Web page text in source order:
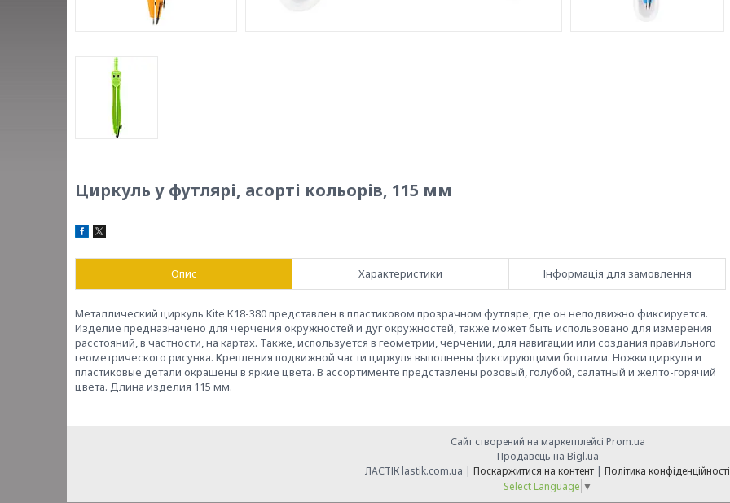
Циркуль у футлярі, асорті кольорів, 115 мм
Опис Характеристики Інформація для замовлення
Металлический циркуль Kite K18-380 представлен в пластиковом прозрачном футляре, где он неподвижно фиксируется.
Изделие предназначено для черчения окружностей и дуг окружностей, также может быть использовано для измерения
расстояний, в частности, на картах. Также, используется в геометрии, черчении, для навигации или создания правильного
геометрического рисунка. Крепления подвижной части циркуля выполнены фиксирующими болтами. Ножки циркуля и
пластиковые детали окрашены в яркие цвета. В ассортименте представлены розовый, голубой, салатный и желто-горячий
цвета. Длина изделия 115 мм.
Сайт створений на маркетплейсі Prom.ua
Продавець на Bigl.ua
ЛАСТІК lastik.com.ua | Поскаржитися на контент | Політика конфіденційності
Select Language ▼